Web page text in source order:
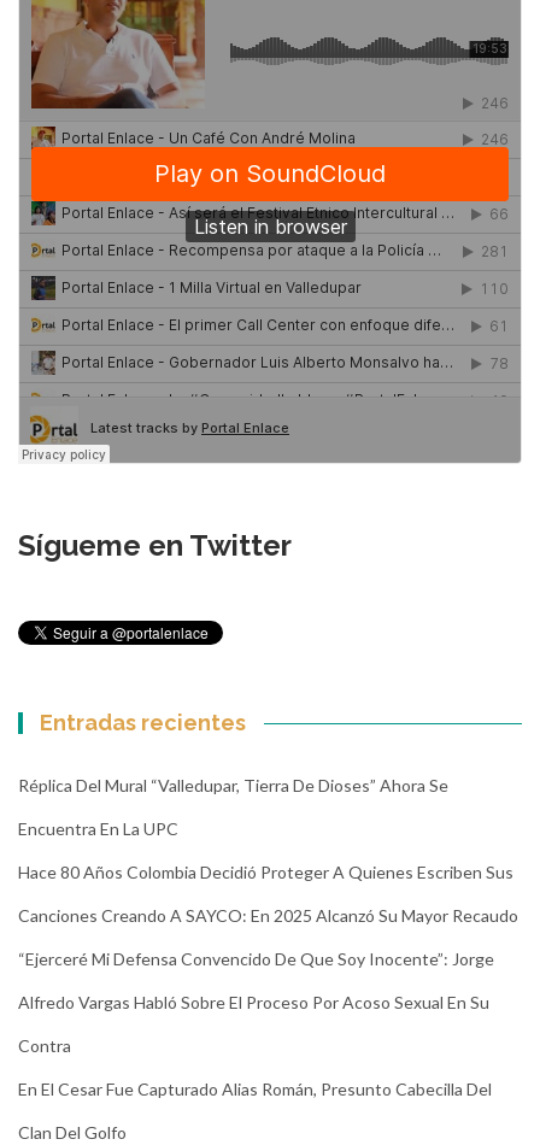
Sígueme en Twitter
Entradas recientes
Réplica Del Mural “Valledupar, Tierra De Dioses” Ahora Se
Encuentra En La UPC
Hace 80 Años Colombia Decidió Proteger A Quienes Escriben Sus
Canciones Creando A SAYCO: En 2025 Alcanzó Su Mayor Recaudo
“Ejerceré Mi Defensa Convencido De Que Soy Inocente”: Jorge
Alfredo Vargas Habló Sobre El Proceso Por Acoso Sexual En Su
Contra
En El Cesar Fue Capturado Alias Román, Presunto Cabecilla Del
Clan Del Golfo